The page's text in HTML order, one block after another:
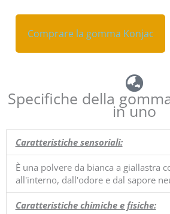
Comprare la gomma Konjac
Comprare la gomma Konjac
Specifiche della
in uno
Caratteristiche sensoriali:
È una polvere da bianca a giallastra
all'interno, dall'odore e dal sapore
Caratteristiche chimiche e fisiche: